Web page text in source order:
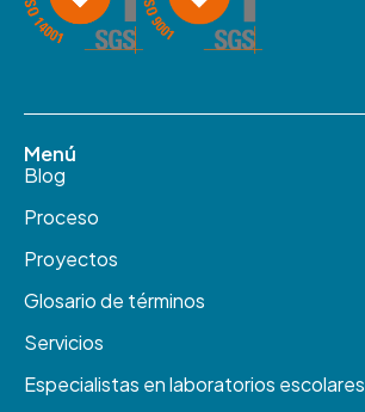
Menú
Blog
Proceso
Proyectos
Glosario de términos
Servicios
Especialistas en laboratorios escolares